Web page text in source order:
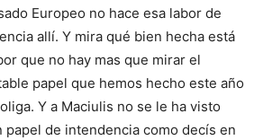
Europeo no hace esa labor de
allí. Y mira qué bien hecha está
que no hay mas que mirar el
papel que hemos hecho este año
Y a Maciulis no se le ha visto
papel de intendencia como decís en